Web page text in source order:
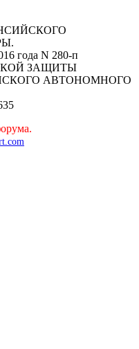
года N 280-п
ЗАЩИТЫ
АВТОНОМНОГО